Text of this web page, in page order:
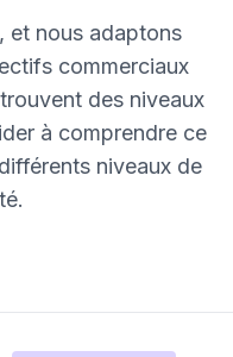
et nous adaptons
commerciaux
des niveaux
à comprendre ce
niveaux de